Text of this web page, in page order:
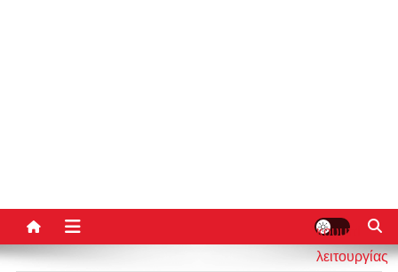
κουμπί
λειτουργίας